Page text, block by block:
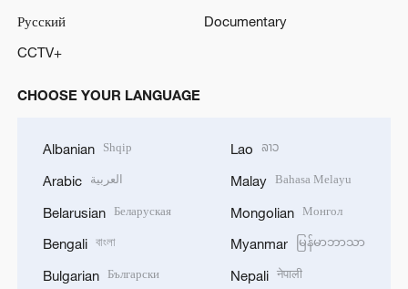
Русский
Documentary
CCTV+
CHOOSE YOUR LANGUAGE
Albanian Shqip
Arabic العربية
Belarusian Беларуская
Bengali বাংলা
Bulgarian Български
Lao ລາວ
Malay Bahasa Melayu
Mongolian Монгол
Myanmar မြန်မာဘာသာ
Nepali नेपाली